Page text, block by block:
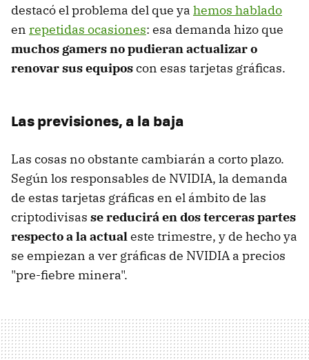
destacó el problema del que ya hemos hablado
en repetidas ocasiones: esa demanda hizo que
muchos gamers no pudieran actualizar o
renovar sus equiposcon esas tarjetas gráficas.
Las previsiones, a la baja
Las cosas no obstante cambiarán a corto plazo.
Según los responsables de NVIDIA, la demanda
de estas tarjetas gráficas en el ámbito de las
criptodivisas se reducirá en dos terceras partes
respecto a la actualeste trimestre, y de hecho ya
se empiezan a ver gráficas de NVIDIA a precios
"pre-fiebre minera".